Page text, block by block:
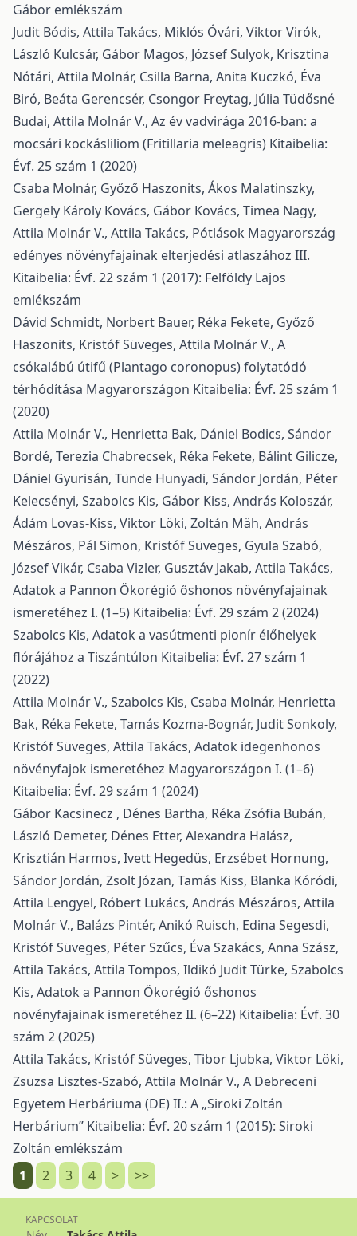
Gábor emlékszám
Judit Bódis, Attila Takács, Miklós Óvári, Viktor Virók,
László Kulcsár, Gábor Magos, József Sulyok, Krisztina
Nótári, Attila Molnár, Csilla Barna, Anita Kuczkó, Éva
Biró, Beáta Gerencsér, Csongor Freytag, Júlia Tüdősné
Budai, Attila Molnár V., Az év vadvirága 2016-ban: a
mocsári kockásliliom (Fritillaria meleagris) Kitaibelia:
Évf. 25 szám 1 (2020)
Csaba Molnár, Győző Haszonits, Ákos Malatinszky,
Gergely Károly Kovács, Gábor Kovács, Timea Nagy,
Attila Molnár V., Attila Takács, Pótlások Magyarország
edényes növényfajainak elterjedési atlaszához III.
Kitaibelia: Évf. 22 szám 1 (2017): Felföldy Lajos
emlékszám
Dávid Schmidt, Norbert Bauer, Réka Fekete, Győző
Haszonits, Kristóf Süveges, Attila Molnár V., A
csókalábú útifű (Plantago coronopus) folytatódó
térhódítása Magyarországon Kitaibelia: Évf. 25 szám 1
(2020)
Attila Molnár V., Henrietta Bak, Dániel Bodics, Sándor
Bordé, Terezia Chabrecsek, Réka Fekete, Bálint Gilicze,
Dániel Gyurisán, Tünde Hunyadi, Sándor Jordán, Péter
Kelecsényi, Szabolcs Kis, Gábor Kiss, András Koloszár,
Ádám Lovas-Kiss, Viktor Löki, Zoltán Mäh, András
Mészáros, Pál Simon, Kristóf Süveges, Gyula Szabó,
József Vikár, Csaba Vizler, Gusztáv Jakab, Attila Takács,
Adatok a Pannon Ökorégió őshonos növényfajainak
ismeretéhez I. (1–5) Kitaibelia: Évf. 29 szám 2 (2024)
Szabolcs Kis, Adatok a vasútmenti pionír élőhelyek
flórájához a Tiszántúlon Kitaibelia: Évf. 27 szám 1
(2022)
Attila Molnár V., Szabolcs Kis, Csaba Molnár, Henrietta
Bak, Réka Fekete, Tamás Kozma-Bognár, Judit Sonkoly,
Kristóf Süveges, Attila Takács, Adatok idegenhonos
növényfajok ismeretéhez Magyarországon I. (1–6)
Kitaibelia: Évf. 29 szám 1 (2024)
Gábor Kacsinecz , Dénes Bartha, Réka Zsófia Bubán,
László Demeter, Dénes Etter, Alexandra Halász,
Krisztián Harmos, Ivett Hegedüs, Erzsébet Hornung,
Sándor Jordán, Zsolt Józan, Tamás Kiss, Blanka Kóródi,
Attila Lengyel, Róbert Lukács, András Mészáros, Attila
Molnár V., Balázs Pintér, Anikó Ruisch, Edina Segesdi,
Kristóf Süveges, Péter Szűcs, Éva Szakács, Anna Szász,
Attila Takács, Attila Tompos, Ildikó Judit Türke, Szabolcs
Kis, Adatok a Pannon Ökorégió őshonos
növényfajainak ismeretéhez II. (6–22) Kitaibelia: Évf. 30
szám 2 (2025)
Attila Takács, Kristóf Süveges, Tibor Ljubka, Viktor Löki,
Zsuzsa Lisztes-Szabó, Attila Molnár V., A Debreceni
Egyetem Herbáriuma (DE) II.: A „Siroki Zoltán
Herbárium” Kitaibelia: Évf. 20 szám 1 (2015): Siroki
Zoltán emlékszám
1
2 3 4 > >>
KAPCSOLAT